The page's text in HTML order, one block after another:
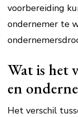
voorbereiding
ondernemer te
Wat is het
en
Het verschil